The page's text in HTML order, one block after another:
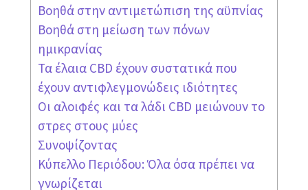
Βοηθά στην αντιμετώπιση της αϋπνίας
Βοηθά στη μείωση των πόνων
ημικρανίας
Τα έλαια CBD έχουν συστατικά που
έχουν αντιφλεγμονώδεις ιδιότητες
Οι αλοιφές και τα λάδι CBD μειώνουν το
στρες στους μύες
Συνοψίζοντας
Κύπελλο Περιόδου: Όλα όσα πρέπει να
γνωρίζεται